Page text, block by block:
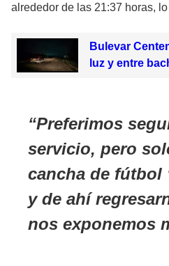
alrededor de las 21:37 horas,
Bulevar
luz y entre
Preferimos
servicio, pero
cancha de fútbol
y de ahí
nos exponemos